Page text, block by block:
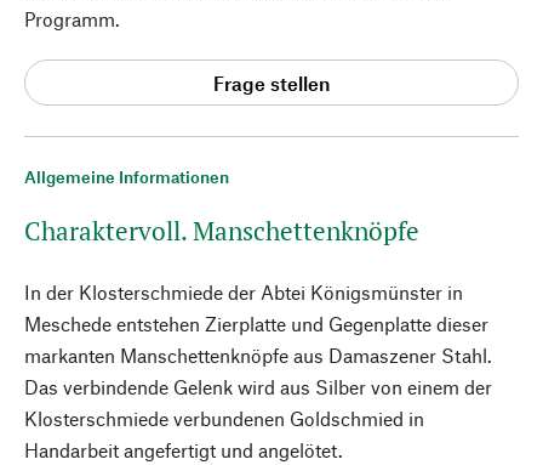
Allgemeine Informationen
Charaktervoll. Manschettenknöpfe
In der Klosterschmiede der Abtei Königsmünster in
Meschede entstehen Zierplatte und Gegenplatte dieser
markanten Manschettenknöpfe aus Damaszener Stahl.
Das verbindende Gelenk wird aus Silber von einem der
Klosterschmiede verbundenen Goldschmied in
Handarbeit angefertigt und angelötet.
Programm.
Frage stellen